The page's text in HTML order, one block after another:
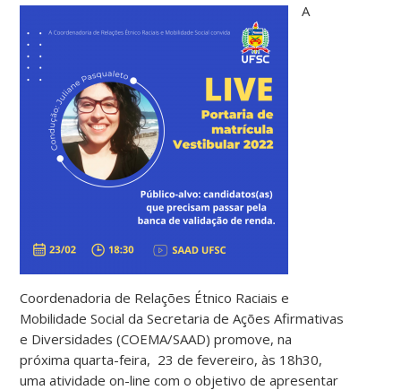
A
Coordenadoria de Relações Étnico Raciais e
Mobilidade Social da Secretaria de Ações Afirmativas
e Diversidades (COEMA/SAAD) promove, na
próxima quarta-feira, 23 de fevereiro, às 18h30,
uma atividade on-line com o objetivo de apresentar